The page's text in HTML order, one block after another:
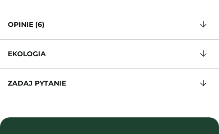
OPINIE (6)
EKOLOGIA
ZADAJ PYTANIE